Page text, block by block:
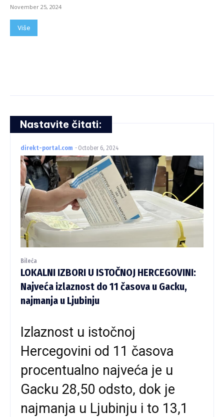
November 25, 2024
Više
Nastavite čitati:
direkt-portal.com - October 6, 2024
Bileća
LOKALNI IZBORI U ISTOČNOJ HERCEGOVINI:
Najveća izlaznost do 11 časova u Gacku,
najmanja u Ljubinju
Izlaznost u istočnoj
Hercegovini od 11 časova
procentualno najveća je u
Gacku 28,50 odsto, dok je
najmanja u Ljubinju i to 13,1